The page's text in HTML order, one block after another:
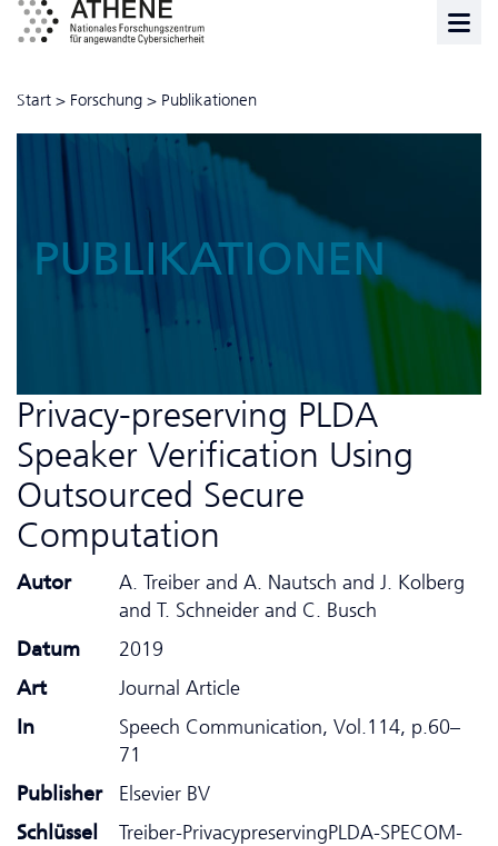
Start > Forschung > Publikationen
PUBLIKATIONEN
Privacy-preserving PLDA
Speaker Verification Using
Outsourced Secure
Computation
Autor
A. Treiber and A. Nautsch and J. Kolberg
and T. Schneider and C. Busch
Datum
2019
Art
Journal Article
In
Speech Communication, Vol.114, p.60–
71
Publisher
Elsevier BV
Schlüssel
Treiber-PrivacypreservingPLDA-SPECOM-